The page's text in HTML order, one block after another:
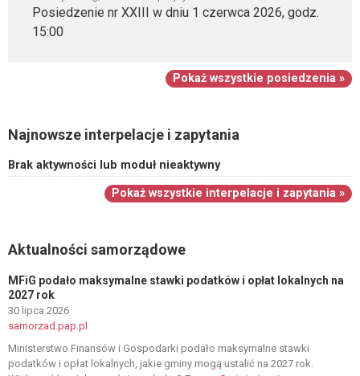
Posiedzenie nr XXIII w dniu 1 czerwca 2026, godz.
15:00
Pokaż wszystkie posiedzenia »
Najnowsze interpelacje i zapytania
Brak aktywności lub moduł nieaktywny
Pokaż wszystkie interpelacje i zapytania »
Aktualności samorządowe
MFiG podało maksymalne stawki podatków i opłat lokalnych na
2027 rok
30 lipca 2026
samorzad.pap.pl
Ministerstwo Finansów i Gospodarki podało maksymalne stawki
podatków i opłat lokalnych, jakie gminy mogą ustalić na 2027 rok.